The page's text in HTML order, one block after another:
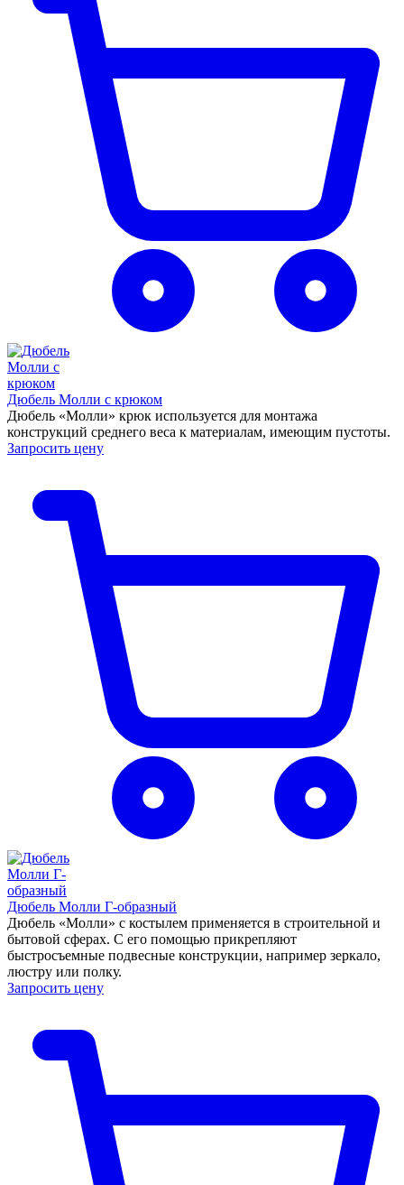
Дюбель Молли с крюком
Дюбель «Молли» крюк используется для монтажа
конструкций среднего веса к материалам, имеющим пустоты.
Запросить цену
Дюбель Молли Г-образный
Дюбель «Молли» с костылем применяется в строительной и
бытовой сферах. С его помощью прикрепляют
быстросъемные подвесные конструкции, например зеркало,
люстру или полку.
Запросить цену